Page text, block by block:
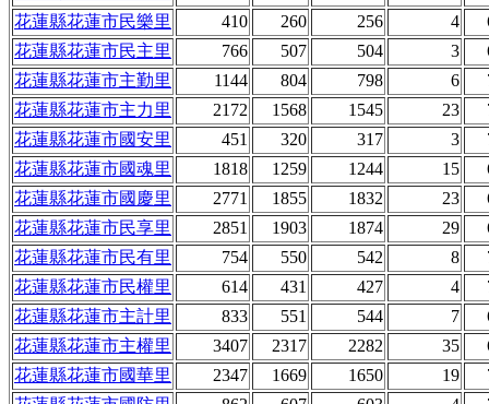
花蓮縣花蓮市民樂里
410 260 256 4
花蓮縣花蓮市民主里
766 507 504 3
花蓮縣花蓮市主勤里
1144 804 798 6
花蓮縣花蓮市主力里
2172 1568 1545 23
花蓮縣花蓮市國安里
451 320 317 3
花蓮縣花蓮市國魂里
1818 1259 1244 15
花蓮縣花蓮市國慶里
2771 1855 1832 23
花蓮縣花蓮市民享里
2851 1903 1874 29
花蓮縣花蓮市民有里
754 550 542 8
花蓮縣花蓮市民權里
614 431 427 4
花蓮縣花蓮市主計里
833 551 544 7
花蓮縣花蓮市主權里
3407 2317 2282 35
花蓮縣花蓮市國華里
2347 1669 1650 19